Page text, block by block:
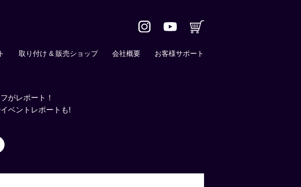
取り付け & 販売ショップ 会社概要 お客様サポート
がレポート！
ベントレポートも!